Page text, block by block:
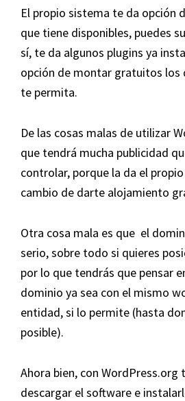
El propio sistema te da opción
que tiene disponibles, puedes
sí, te da algunos plugins ya
opción de montar gratuitos los
te permita.
De las cosas malas de utilizar
que tendrá mucha publicidad
controlar, porque la da el
cambio de darte alojamiento
Otra cosa mala es que el
serio, sobre todo si quieres
por lo que tendrás que pensar
dominio ya sea con el mismo
entidad, si lo permite (hasta
posible).
Ahora bien, con WordPress.org
descargar el software e